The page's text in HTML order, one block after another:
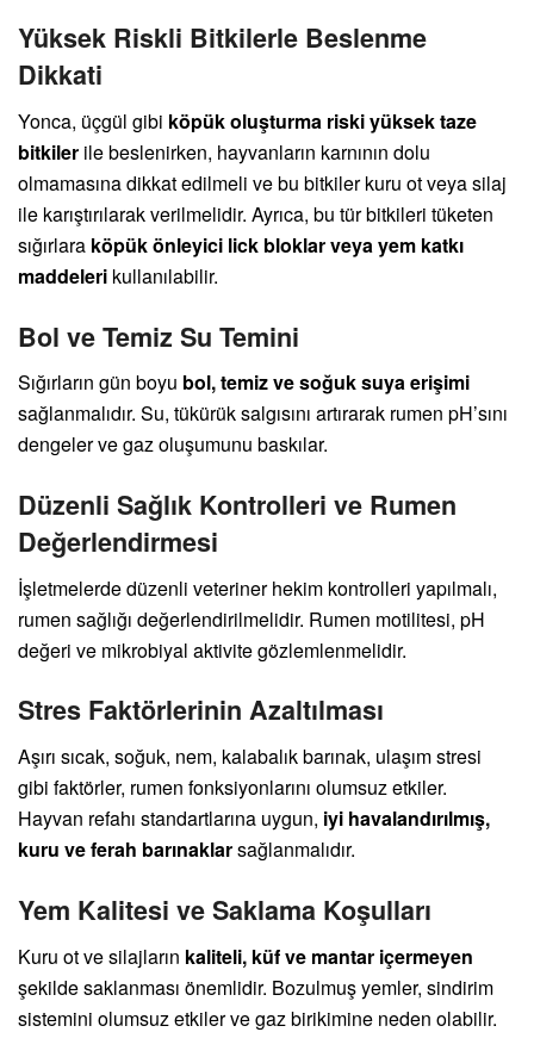
Yüksek Riskli Bitkilerle Beslenme
Dikkati
Yonca, üçgül gibi köpük oluşturma riski yüksek taze
bitkiler ile beslenirken, hayvanların karnının dolu
olmamasına dikkat edilmeli ve bu bitkiler kuru ot veya silaj
ile karıştırılarak verilmelidir. Ayrıca, bu tür bitkileri tüketen
sığırlara köpük önleyici lick bloklar veya yem katkı
maddeleri kullanılabilir.
Bol ve Temiz Su Temini
Sığırların gün boyu bol, temiz ve soğuk suya erişimi
sağlanmalıdır. Su, tükürük salgısını artırarak rumen pH’sını
dengeler ve gaz oluşumunu baskılar.
Düzenli Sağlık Kontrolleri ve Rumen
Değerlendirmesi
İşletmelerde düzenli veteriner hekim kontrolleri yapılmalı,
rumen sağlığı değerlendirilmelidir. Rumen motilitesi, pH
değeri ve mikrobiyal aktivite gözlemlenmelidir.
Stres Faktörlerinin Azaltılması
Aşırı sıcak, soğuk, nem, kalabalık barınak, ulaşım stresi
gibi faktörler, rumen fonksiyonlarını olumsuz etkiler.
Hayvan refahı standartlarına uygun, iyi havalandırılmış,
kuru ve ferah barınaklarsağlanmalıdır.
Yem Kalitesi ve Saklama Koşulları
Kuru ot ve silajların kaliteli, küf ve mantar içermeyen
şekilde saklanması önemlidir. Bozulmuş yemler, sindirim
sistemini olumsuz etkiler ve gaz birikimine neden olabilir.